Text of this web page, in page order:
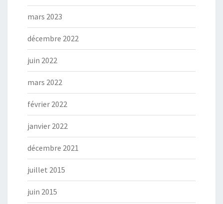
mars 2023
décembre 2022
juin 2022
mars 2022
février 2022
janvier 2022
décembre 2021
juillet 2015
juin 2015